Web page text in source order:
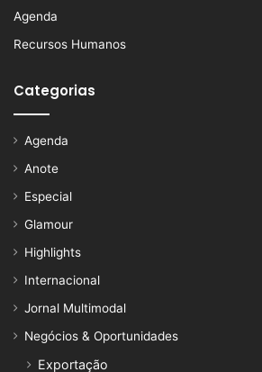
Agenda
Recursos Humanos
Categorias
Agenda
Anote
Especial
Glamour
Highlights
Internacional
Jornal Multimodal
Negócios & Oportunidades
Exportação